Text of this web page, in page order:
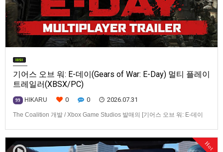
기어스 오브 워: E-데이(Gears of War: E-Day) 멀티 플레이
트레일러(XBSX/PC)
99 HIKARU 0 0 2026.07.31
The Coalition 개발 / Xbox Game Studios 발매의 [기어스 오브 워: E-데이
Hot